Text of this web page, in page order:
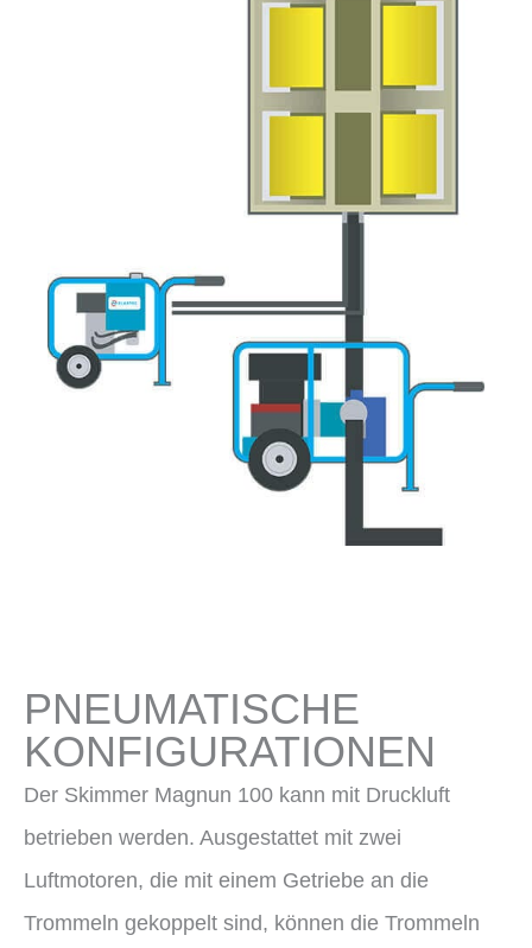
PNEUMATISCHE
KONFIGURATIONEN
Der Skimmer Magnun 100 kann mit Druckluft
betrieben werden. Ausgestattet mit zwei
Luftmotoren, die mit einem Getriebe an die
Trommeln gekoppelt sind, können die Trommeln